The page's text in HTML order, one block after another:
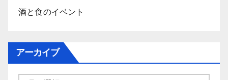
酒と食のイベント
アーカイブ